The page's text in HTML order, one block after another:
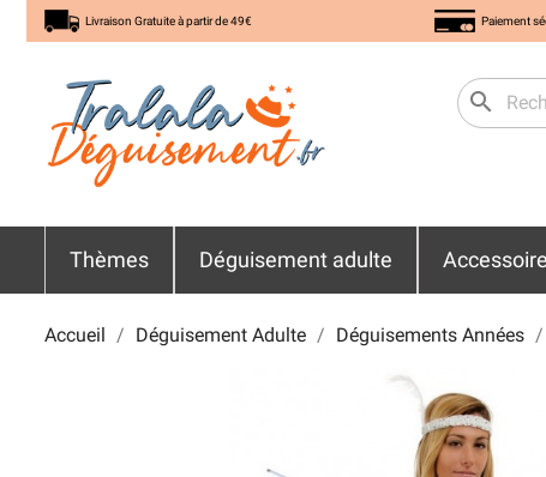
Livraison Gratuite à partir de 49€ Paiement
search
Thèmes Déguisement adulte
Accueil Déguisement Adulte Déguisements Années